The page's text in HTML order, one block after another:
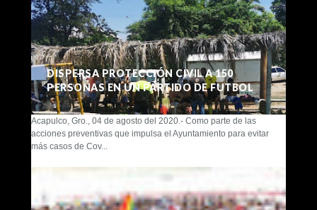
DISPERSA PROTECCIÓN CIVIL A 150
PERSONAS EN UN PARTIDO DE FUTBOL
Acapulco, Gro., 04 de agosto del 2020.- Como parte de las
acciones preventivas que impulsa el Ayuntamiento para evitar
más casos de Cov...